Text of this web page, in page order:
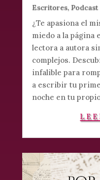
Escritores, Podcast
¿Te apasiona el
miedo a la página
lectora a autora
complejos.
infalible para
a escribir tu
noche en tu